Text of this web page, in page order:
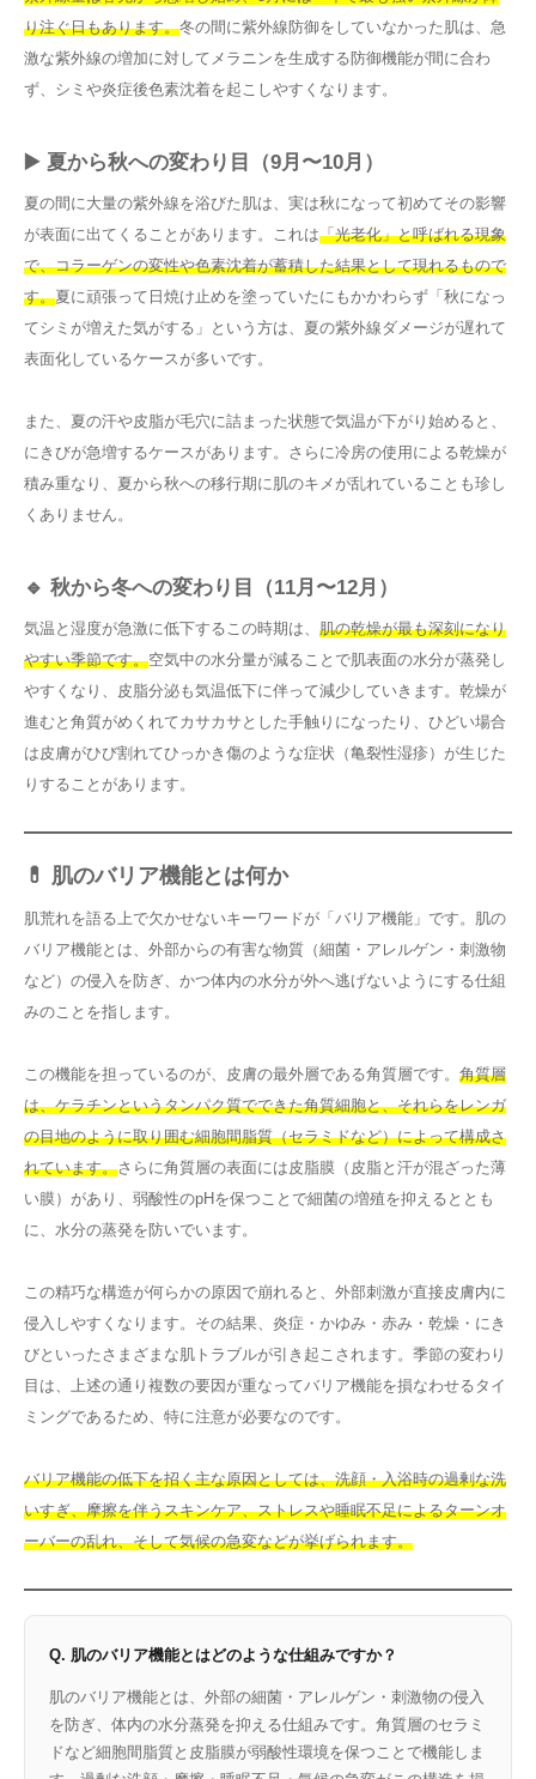
り注ぐ日もあります。冬の間に紫外線防御をしていなかった肌は、急
激な紫外線の増加に対してメラニンを生成する防御機能が間に合わ
ず、シミや炎症後色素沈着を起こしやすくなります。
▶️ 夏から秋への変わり目（9月〜10月）
夏の間に大量の紫外線を浴びた肌は、実は秋になって初めてその影響
が表面に出てくることがあります。これは「光老化」と呼ばれる現象
で、コラーゲンの変性や色素沈着が蓄積した結果として現れるもので
す。夏に頑張って日焼け止めを塗っていたにもかかわらず「秋になっ
てシミが増えた気がする」という方は、夏の紫外線ダメージが遅れて
表面化しているケースが多いです。
また、夏の汗や皮脂が毛穴に詰まった状態で気温が下がり始めると、
にきびが急増するケースがあります。さらに冷房の使用による乾燥が
積み重なり、夏から秋への移行期に肌のキメが乱れていることも珍し
くありません。
🔹 秋から冬への変わり目（11月〜12月）
気温と湿度が急激に低下するこの時期は、 肌の乾燥が最も深刻になり
やすい季節です。空気中の水分量が減ることで肌表面の水分が蒸発し
やすくなり、皮脂分泌も気温低下に伴って減少していきます。乾燥が
進むと角質がめくれてカサカサとした手触りになったり、ひどい場合
は皮膚がひび割れてひっかき傷のような症状（亀裂性湿疹）が生じた
りすることがあります。
💊 肌のバリア機能とは何か
肌荒れを語る上で欠かせないキーワードが「バリア機能」です。肌の
バリア機能とは、外部からの有害な物質（細菌・アレルゲン・刺激物
など）の侵入を防ぎ、かつ体内の水分が外へ逃げないようにする仕組
みのことを指します。
この機能を担っているのが、皮膚の最外層である角質層です。 角質層
は、ケラチンというタンパク質でできた角質細胞と、それらをレンガ
の目地のように取り囲む細胞間脂質（セラミドなど）によって構成さ
れています。さらに角質層の表面には皮脂膜（皮脂と汗が混ざった薄
い膜）があり、弱酸性のpHを保つことで細菌の増殖を抑えるととも
に、水分の蒸発を防いでいます。
この精巧な構造が何らかの原因で崩れると、外部刺激が直接皮膚内に
侵入しやすくなります。その結果、炎症・かゆみ・赤み・乾燥・にき
びといったさまざまな肌トラブルが引き起こされます。季節の変わり
目は、上述の通り複数の要因が重なってバリア機能を損なわせるタイ
ミングであるため、特に注意が必要なのです。
バリア機能の低下を招く主な原因としては、洗顔・入浴時の過剰な洗
いすぎ、摩擦を伴うスキンケア、ストレスや睡眠不足によるターンオ
ーバーの乱れ、そして気候の急変などが挙げられます。
Q. 肌のバリア機能とはどのような仕組みですか？
肌のバリア機能とは、外部の細菌・アレルゲン・刺激物の侵入
を防ぎ、体内の水分蒸発を抑える仕組みです。角質層のセラミ
ドなど細胞間脂質と皮脂膜が弱酸性環境を保つことで機能しま